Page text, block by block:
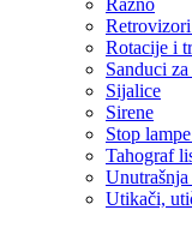
Razno
Rotacije i
Sanduci
Sijalice
Sirene
Stop
Tahograf
Utikači,